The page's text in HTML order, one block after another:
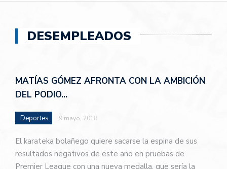
DESEMPLEADOS
MATÍAS GÓMEZ AFRONTA CON LA AMBICIÓN
DEL PODIO…
Deportes 9 mayo, 2018
El karateka bolañego quiere sacarse la espina de sus
resultados negativos de este año en pruebas de
Premier League con una nueva medalla, que sería la